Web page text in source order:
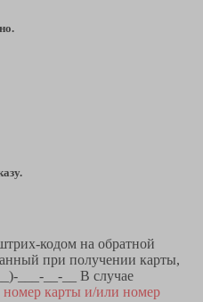
кодом на обратной
при получении карты,
___-__-__ В случае
карты и/или номер